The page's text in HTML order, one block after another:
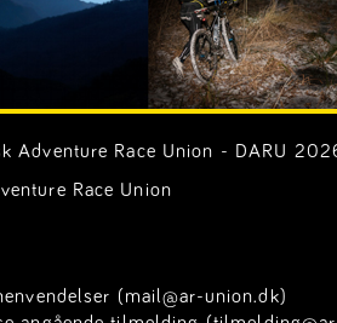
Adventure Race Union - DARU
Race Union
(mail@ar-union.dk)